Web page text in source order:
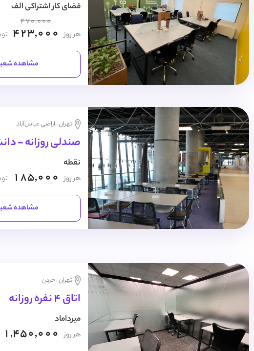
فضای کار اشتراکی الف
هر روز
470,000
423,000
مشاهده
تهران ، اراضی عباس‌آباد
صندلی روزانه -
نقطه
هر روز 185,000
مشاهده
تهران ، جردن
اتاق 4 نفره روزانه
میرداماد
هر روز 1,450,000